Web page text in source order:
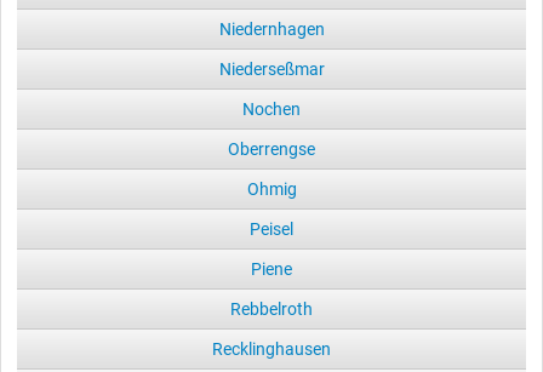
Niedernhagen
Niederseßmar
Nochen
Oberrengse
Ohmig
Peisel
Piene
Rebbelroth
Recklinghausen